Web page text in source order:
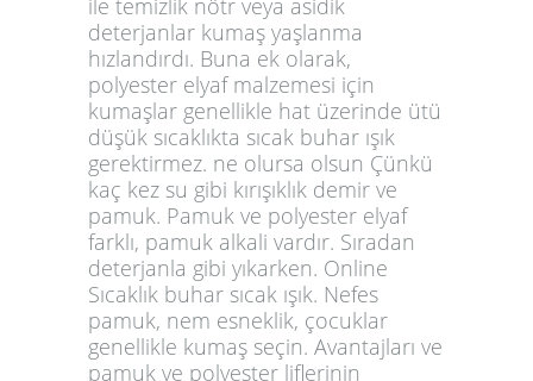
deterjanlar kumaş yaşlanma
hızlandırdı. Buna ek olarak,
polyester elyaf malzemesi için
kumaşlar genellikle hat üzerinde ütü
düşük sıcaklıkta sıcak buhar ışık
gerektirmez. ne olursa olsun Çünkü
kaç kez su gibi kırışıklık demir ve
pamuk. Pamuk ve polyester elyaf
farklı, pamuk alkali vardır. Sıradan
deterjanla gibi yıkarken. Online
Sıcaklık buhar sıcak ışık. Nefes
pamuk, nem esneklik, çocuklar
genellikle kumaş seçin. Avantajları ve
pamuk ve polyester liflerinin